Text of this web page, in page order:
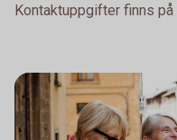
Kontaktuppgifter finns på